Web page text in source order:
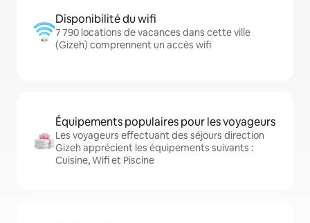
Disponibilité du wifi
7 790 locations de vacances dans cette ville
(Gizeh) comprennent un accès wifi
Équipements populaires pour les voyageurs
Les voyageurs effectuant des séjours direction
Gizeh apprécient les équipements suivants :
Cuisine, Wifi et Piscine